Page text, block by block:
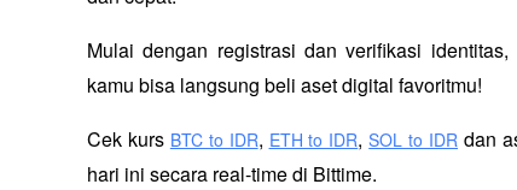
Mulai dengan registrasi dan verifikasi
kamu bisa langsung beli aset digital favoritmu!
Cek kurs BTC to IDR, ETH to IDR, SOL to IDR dan
hari ini secara real-time di Bittime.